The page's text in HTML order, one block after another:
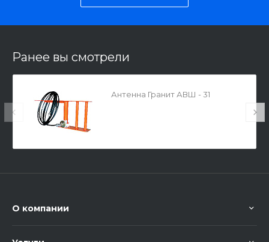
Ранее вы смотрели
Антенна Гранит АВШ - 31
О компании